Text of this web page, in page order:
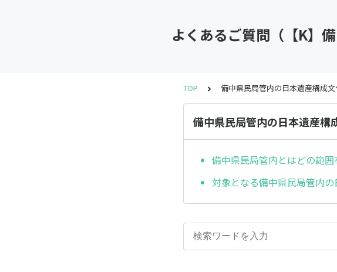
よくあるご質問（【K】
TOP 備中県民局管内の日本遺産構成
備中県民局管内の日本遺産構
備中県民局管内とはどの範囲
対象となる備中県民局管内